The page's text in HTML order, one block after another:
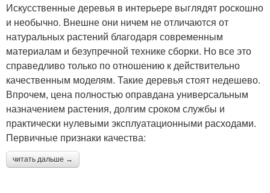
Искусственные деревья в интерьере выглядят роскошно
и необычно. Внешне они ничем не отличаются от
натуральных растений благодаря современным
материалам и безупречной технике сборки. Но все это
справедливо только по отношению к действительно
качественным моделям. Такие деревья стоят недешево.
Впрочем, цена полностью оправдана универсальным
назначением растения, долгим сроком службы и
практически нулевыми эксплуатационными расходами.
Первичные признаки качества:
читать дальше →